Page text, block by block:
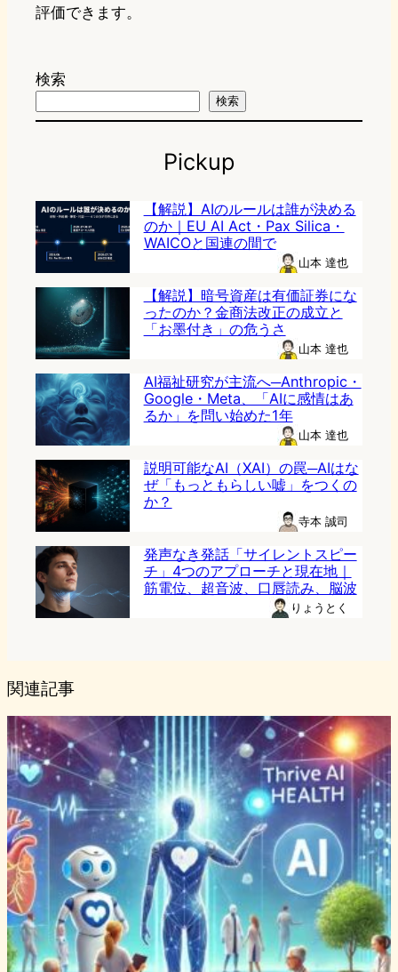
評価できます。
検索
検索
Pickup
【解説】AIのルールは誰が決める
のか｜EU AI Act・Pax Silica・
WAICOと国連の間で
山本 達也
【解説】暗号資産は有価証券にな
ったのか？金商法改正の成立と
「お墨付き」の危うさ
山本 達也
AI福祉研究が主流へ─Anthropic・
Google・Meta、「AIに感情はあ
るか」を問い始めた1年
山本 達也
説明可能なAI（XAI）の罠─AIはな
ぜ「もっともらしい嘘」をつくの
か？
寺本 誠司
発声なき発話「サイレントスピー
チ」4つのアプローチと現在地｜
筋電位、超音波、口唇読み、脳波
りょうとく
関連記事